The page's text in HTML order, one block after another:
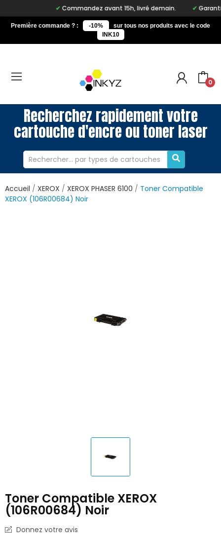
Commandez avant 15h, livré demain. Garantie
Première commande ? : -10%
sur tous nos produits avec le code
INK10
0
Recherchez rapidement votre
cartouche d'encre ou toner laser
Accueil XEROX XEROX PHASER 6100
Toner Compatible
XEROX (106R00684) Noir
Toner Compatible XEROX
(106R00684) Noir
Donnez votre avis